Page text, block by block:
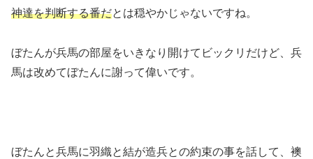
神達を判断する番だとは穏やかじゃないですね。
ぼたんが兵馬の部屋をいきなり開けてビックリだけど、兵
馬は改めてぼたんに謝って偉いです。
ぼたんと兵馬に羽織と結が造兵との約束の事を話して、襖